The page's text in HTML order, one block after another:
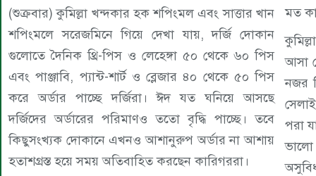
(শুক্রবার) কুমিল্লা খন্দকার হক শপিংমল এবং সাত্তার খান
শপিংমলে সরেজমিনে গিয়ে দেখা যায়, দর্জি দোকান
গুলোতে দৈনিক থ্রি-পিস ও লেহেঙ্গা ৫০ থেকে ৬০ পিস
এবং পাঞ্জাবি, প্যান্ট-শার্ট ও ব্লেজার ৪০ থেকে ৫০ পিস
করে অর্ডার পাচ্ছে দর্জিরা। ঈদ যত ঘনিয়ে আসছে
দর্জিদের অর্ডারের পরিমাণও ততো বৃদ্ধি পাচ্ছে। তবে
কিছুসংখ্যক দোকানে এখনও আশানুরুপ অর্ডার না আশায়
হতাশগ্রস্ত হয়ে সময় অতিবাহিত করছেন কারিগররা।
মত
আসা
নজর
পরা
ভালো